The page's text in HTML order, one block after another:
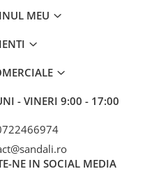
MEU
- VINERI 9:00 - 17:00
NE IN SOCIAL MEDIA